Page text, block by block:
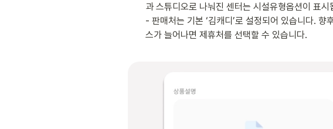
과 스튜디오로 나눠진 센터는 시설유형옵션이 표시
- 판매처는 기본 ‘김캐디’로 설정되어 있습니다. 향
스가 늘어나면 제휴처를 선택할 수 있습니다.